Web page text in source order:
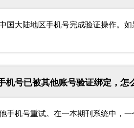
国大陆地区手机号完成验证操作。
机号已被其他账号验证绑定，怎
手机号重试。在一本期刊系统中，